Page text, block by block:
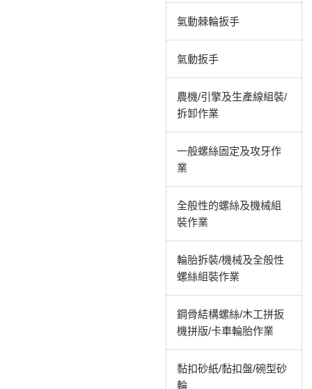
氣動棘輪扳手
氣動扳手
農機/引擎及生產線組裝/
拆卸作業
一般螺絲固定及攻牙作
業
全般性的螺絲及機械組
裝作業
輪胎拆裝/機械及全般性
螺絲組裝作業
鋼骨結構螺絲/木工拼扳
機拼版/卡車輪胎作業
黏扣砂紙/黏扣盤/碗型砂
輪